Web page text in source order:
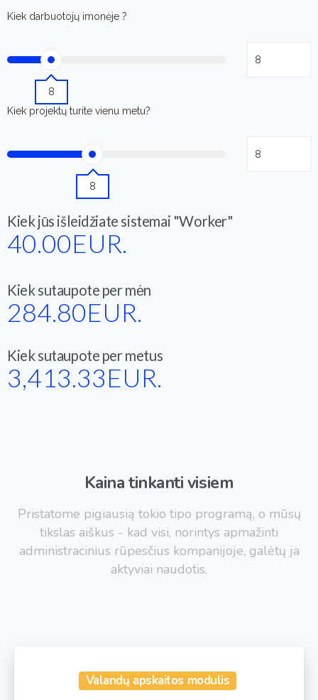
Kiek darbuotojų imonėje ?
8
Kiek projektų turite vienu metu?
8
Kiek jūs išleidžiate sistemai "Worker"
40.00EUR.
Kiek sutaupote per mėn
284.80EUR.
Kiek sutaupote per metus
3,413.33EUR.
Kainatinkantivisiem
Pristatome pigiausią tokio tipo programą, o mūsų
tikslas aiškus - kad visi, norintys apmažinti
administracinius rūpesčius kompanijoje, galėtų ja
aktyviai naudotis.
Valandų apskaitos modulis